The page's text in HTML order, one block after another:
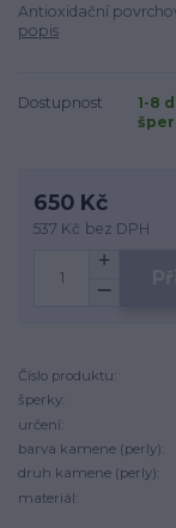
Antioxidační
popis
Dostupnost
1-8
650 Kč
537 Kč bez DPH
Číslo produktu:
šperky:
určení:
barva kamene (perly):
druh kamene (perly):
materiál: